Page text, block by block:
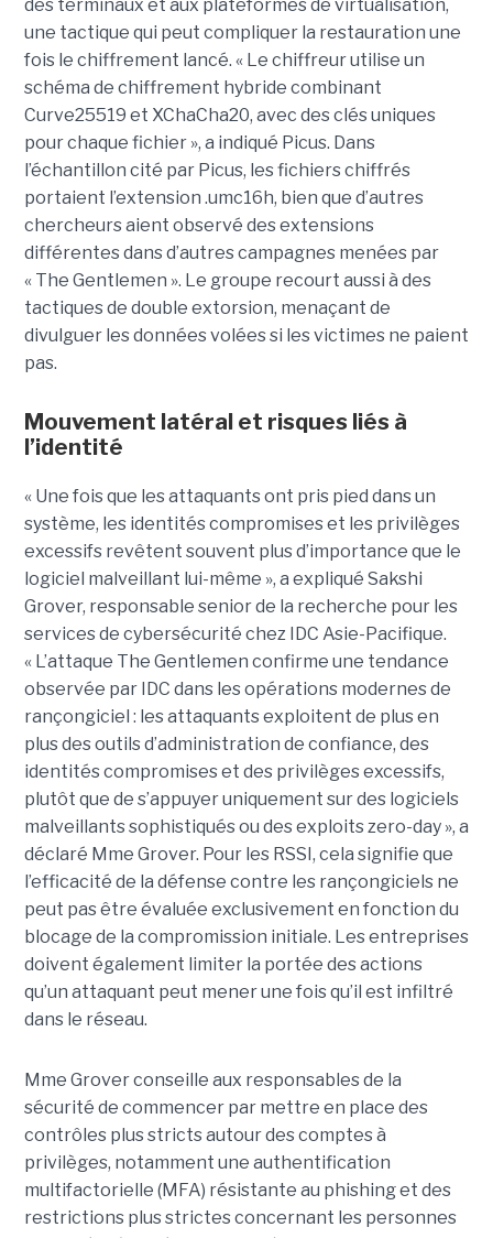
des terminaux et aux plateformes de virtualisation,
une tactique qui peut compliquer la restauration une
fois le chiffrement lancé. « Le chiffreur utilise un
schéma de chiffrement hybride combinant
Curve25519 et XChaCha20, avec des clés uniques
pour chaque fichier », a indiqué Picus. Dans
l’échantillon cité par Picus, les fichiers chiffrés
portaient l’extension .umc16h, bien que d’autres
chercheurs aient observé des extensions
différentes dans d’autres campagnes menées par
« The Gentlemen ». Le groupe recourt aussi à des
tactiques de double extorsion, menaçant de
divulguer les données volées si les victimes ne paient
pas.
Mouvement latéral et risques liés à
l’identité
« Une fois que les attaquants ont pris pied dans un
système, les identités compromises et les privilèges
excessifs revêtent souvent plus d’importance que le
logiciel malveillant lui-même », a expliqué Sakshi
Grover, responsable senior de la recherche pour les
services de cybersécurité chez IDC Asie-Pacifique.
« L’attaque The Gentlemen confirme une tendance
observée par IDC dans les opérations modernes de
rançongiciel : les attaquants exploitent de plus en
plus des outils d’administration de confiance, des
identités compromises et des privilèges excessifs,
plutôt que de s’appuyer uniquement sur des logiciels
malveillants sophistiqués ou des exploits zero-day », a
déclaré Mme Grover. Pour les RSSI, cela signifie que
l’efficacité de la défense contre les rançongiciels ne
peut pas être évaluée exclusivement en fonction du
blocage de la compromission initiale. Les entreprises
doivent également limiter la portée des actions
qu’un attaquant peut mener une fois qu’il est infiltré
dans le réseau.
Mme Grover conseille aux responsables de la
sécurité de commencer par mettre en place des
contrôles plus stricts autour des comptes à
privilèges, notamment une authentification
multifactorielle (MFA) résistante au phishing et des
restrictions plus strictes concernant les personnes